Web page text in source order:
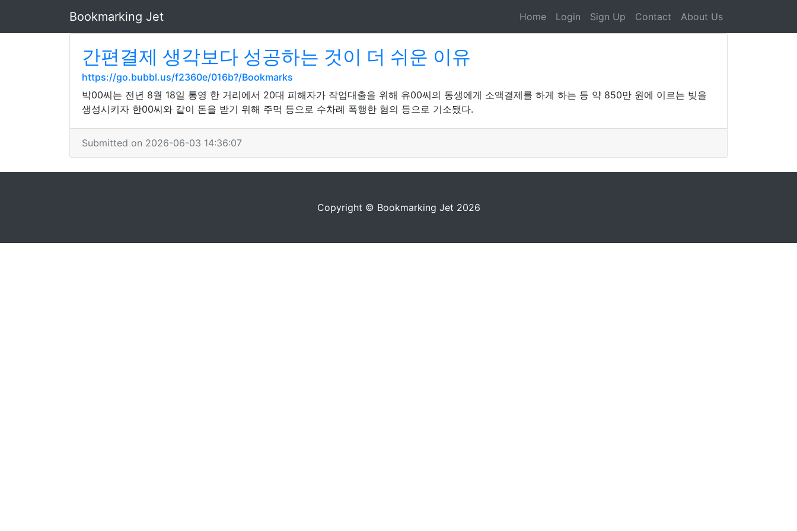
Bookmarking Jet Home Login Sign Up Contact About Us
간편결제 생각보다 성공하는 것이 더 쉬운 이유
https://go.bubbl.us/f2360e/016b?/Bookmarks
박00씨는 전년 8월 18일 통영 한 거리에서 20대 피해자가 작업대출을 위해 유00씨의 동생에게 소액결제를 하게 하는 등 약 850만 원에 이르는 빚을
생성시키자 한00씨와 같이 돈을 받기 위해 주먹 등으로 수차례 폭행한 혐의 등으로 기소됐다.
Submitted on 2026-06-03 14:36:07
Copyright © Bookmarking Jet 2026